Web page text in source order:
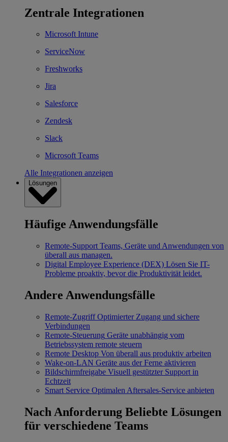
Zentrale Integrationen
Microsoft Intune
ServiceNow
Freshworks
Jira
Salesforce
Zendesk
Slack
Microsoft Teams
Alle Integrationen anzeigen
Lösungen
Häufige Anwendungsfälle
Remote-Support Teams, Geräte und Anwendungen von
überall aus managen.
Digital Employee Experience (DEX) Lösen Sie IT-
Probleme proaktiv, bevor die Produktivität leidet.
Andere Anwendungsfälle
Remote-Zugriff Optimierter Zugang und sichere
Verbindungen
Remote-Steuerung Geräte unabhängig vom
Betriebssystem remote steuern
Remote Desktop Von überall aus produktiv arbeiten
Wake-on-LAN Geräte aus der Ferne aktivieren
Bildschirmfreigabe Visuell gestützter Support in
Echtzeit
Smart Service Optimalen Aftersales-Service anbieten
Nach Anforderung Beliebte Lösungen
für verschiedene Teams